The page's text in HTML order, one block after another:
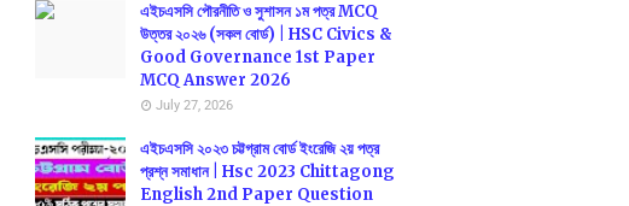
এইচএসসি পৌরনীতি ও সুশাসন ১ম পত্র MCQ
উত্তর ২০২৬ (সকল বোর্ড) | HSC Civics &
Good Governance 1st Paper
MCQ Answer 2026
July 27, 2026
এইচএসসি ২০২৩ চট্টগ্রাম বোর্ড ইংরেজি ২য় পত্র
প্রশ্ন সমাধান | Hsc 2023 Chittagong
English 2nd Paper Question